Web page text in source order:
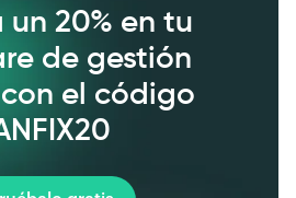
un 20% en tu
de gestión
el código